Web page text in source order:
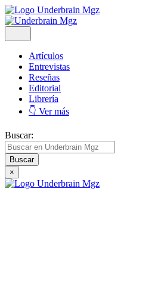
Artículos
Entrevistas
Reseñas
Editorial
Librería
👇 Ver más
Buscar:
×